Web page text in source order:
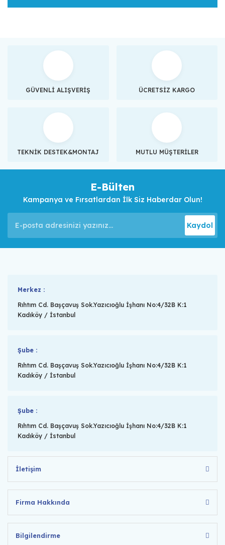
GÜVENLİ ALIŞVERİŞ ÜCRETSİZ KARGO
TEKNİK DESTEK&MONTAJ MUTLU MÜŞTERİLER
E-Bülten
Kampanya ve Fırsatlardan İlk Siz Haberdar Olun!
Kaydol
Merkez :
Rıhtım Cd. Başçavuş Sok.Yazıcıoğlu İşhanı No:4/32B K:1
Kadıköy / İstanbul
Şube :
Rıhtım Cd. Başçavuş Sok.Yazıcıoğlu İşhanı No:4/32B K:1
Kadıköy / İstanbul
Şube :
Rıhtım Cd. Başçavuş Sok.Yazıcıoğlu İşhanı No:4/32B K:1
Kadıköy / İstanbul
İletişim
Firma Hakkında
Bilgilendirme